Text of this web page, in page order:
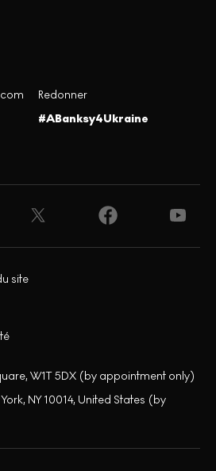
Redonner
#ABanksy4Ukraine
site
W1T 5DX (by appointment only)
NY 10014, United States (by